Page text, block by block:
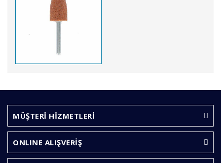
Yorum Yaz
formunu kullanarak tarafımıza iletebilirsiniz.
Görüş ve önerileriniz için teşekkür ederiz.
Ürün resmi kalitesiz, bozuk veya görüntülenemiyor.
Ürün açıklamasında eksik bilgiler bulunuyor.
MÜŞTERİ HİZMETLERİ
ONLINE ALIŞVERİŞ